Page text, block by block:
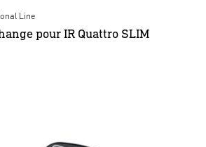
Line
pour IR Quattro SLIM